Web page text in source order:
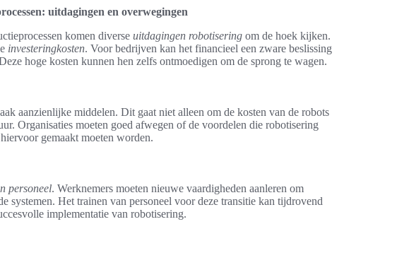
uitdagingen en overwegingen
komen diverse uitdagingen robotisering om de hoek kijken.
investeringkosten. Voor bedrijven kan het financieel een zware beslissing
hoge kosten kunnen hen zelfs ontmoedigen om de sprong te wagen.
aanzienlijke middelen. Dit gaat niet alleen om de kosten van de robots
Organisaties moeten goed afwegen of de voordelen die robotisering
gemaakt moeten worden.
personeel. Werknemers moeten nieuwe vaardigheden aanleren om
systemen. Het trainen van personeel voor deze transitie kan tijdrovend
implementatie van robotisering.